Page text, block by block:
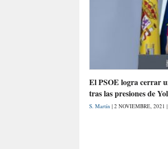
El PSOE logra cerrar
tras las presiones de
S. Martín | 2 NOVIEMBRE, 2021 |